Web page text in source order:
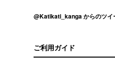
@Katikati_kanga からのツイ
ご利用ガイド